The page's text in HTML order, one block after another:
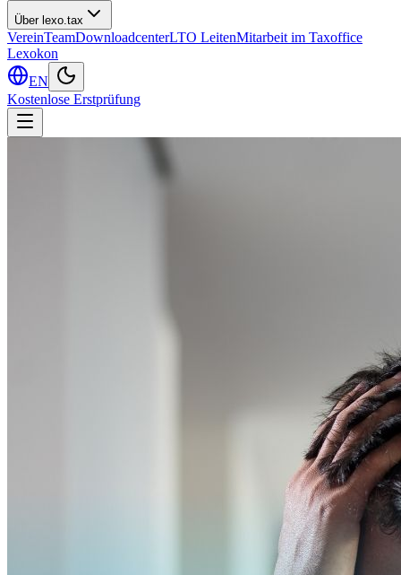
Über lexo.tax
VereinTeamDownloadcenterLTO LeitenMitarbeit im Taxoffice
Lexokon
EN
Kostenlose Erstprüfung